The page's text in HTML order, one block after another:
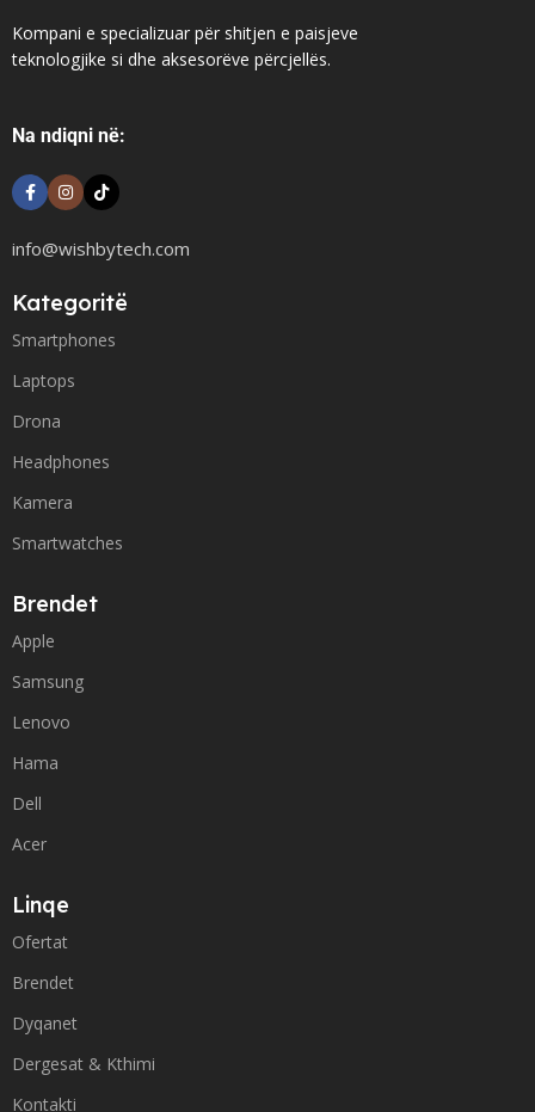
Kompani e specializuar për shitjen e paisjeve
teknologjike si dhe aksesorëve përcjellës.
Na ndiqni në:
info@wishbytech.com
Kategoritë
Smartphones
Laptops
Drona
Headphones
Kamera
Smartwatches
Brendet
Apple
Samsung
Lenovo
Hama
Dell
Acer
Linqe
Ofertat
Brendet
Dyqanet
Dergesat & Kthimi
Kontakti